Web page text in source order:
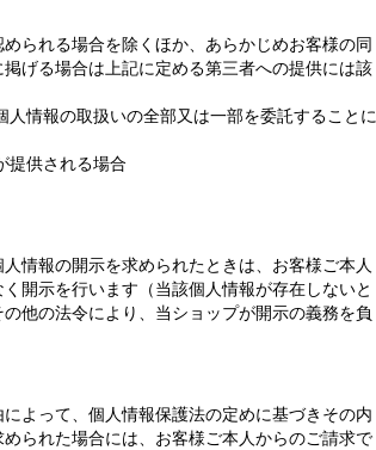
られる場合を除くほか、あらかじめお客様の同
げる場合は上記に定める第三者への提供には該
人情報の取扱いの全部又は一部を委託することに
提供される場合
情報の開示を求められたときは、お客様ご本人
開示を行います（当該個人情報が存在しないと
他の法令により、当ショップが開示の義務を負
よって、個人情報保護法の定めに基づきその内
られた場合には、お客様ご本人からのご請求で